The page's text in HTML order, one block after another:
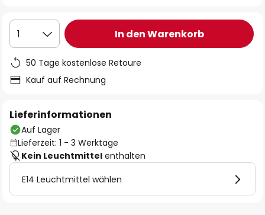
1 In den Warenkorb
50 Tage kostenlose Retoure
Kauf auf Rechnung
Lieferinformationen
Auf Lager
Lieferzeit: 1 - 3 Werktage
Kein Leuchtmittel enthalten
E14 Leuchtmittel wählen